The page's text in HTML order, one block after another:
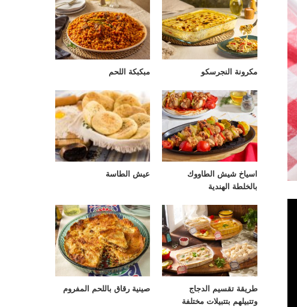
مكرونة النجرسكو مبكبكة اللحم
اسياخ شيش الطاووك
بالخلطة الهندية
عيش الطاسة
طريقة تقسيم الدجاج
وتتبيلهم بتتبيلات مختلفة
صينية رقاق باللحم المفروم